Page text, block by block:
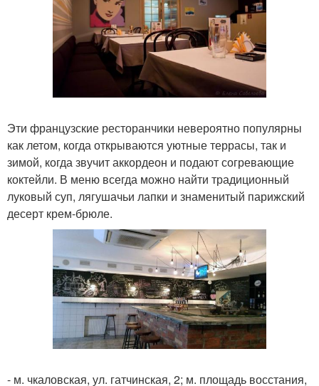
Эти французские ресторанчики невероятно популярны
как летом, когда открываются уютные террасы, так и
зимой, когда звучит аккордеон и подают согревающие
коктейли. В меню всегда можно найти традиционный
луковый суп, лягушачьи лапки и знаменитый парижский
десерт крем-брюле.
- м. чкаловская, ул. гатчинская, 2; м. площадь восстания,